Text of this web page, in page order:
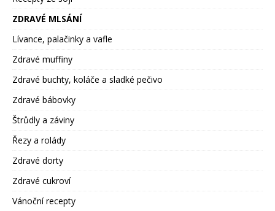
ZDRAVÉ MLSÁNÍ
Lívance, palačinky a vafle
Zdravé muffiny
Zdravé buchty, koláče a sladké pečivo
Zdravé bábovky
Štrůdly a záviny
Řezy a rolády
Zdravé dorty
Zdravé cukroví
Vánoční recepty